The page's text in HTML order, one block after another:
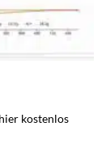
kostenlos